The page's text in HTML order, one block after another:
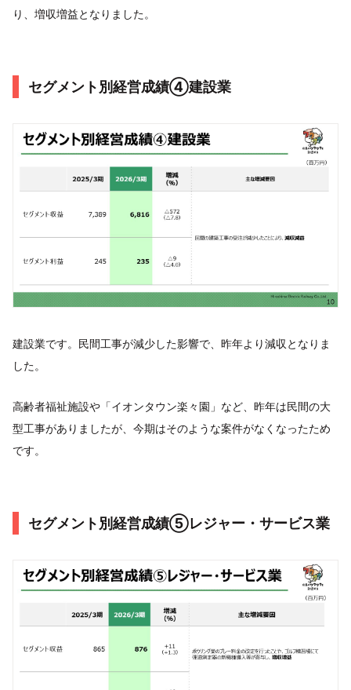
り、増収増益となりました。
セグメント別経営成績④建設業
建設業です。民間工事が減少した影響で、昨年より減収となりま
した。
高齢者福祉施設や「イオンタウン楽々園」など、昨年は民間の大
型工事がありましたが、今期はそのような案件がなくなったため
です。
セグメント別経営成績⑤レジャー・サービス業